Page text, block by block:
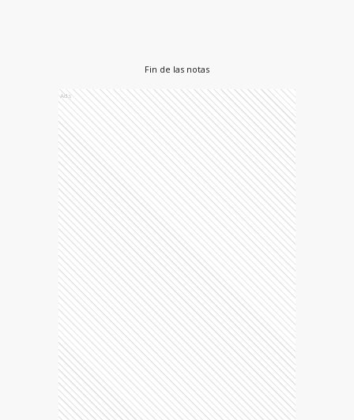
Fin de las notas
Ads